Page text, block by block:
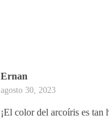
Ernan
agosto 30, 2023
¡El color del arcoíris es tan